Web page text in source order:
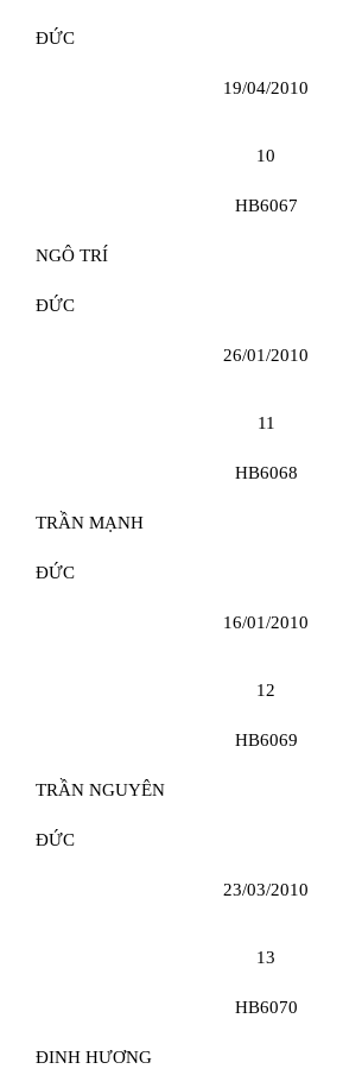
ĐỨC
19/04/2010
10
HB6067
NGÔ TRÍ
ĐỨC
26/01/2010
11
HB6068
TRẦN MẠNH
ĐỨC
16/01/2010
12
HB6069
TRẦN NGUYÊN
ĐỨC
23/03/2010
13
HB6070
ĐINH HƯƠNG